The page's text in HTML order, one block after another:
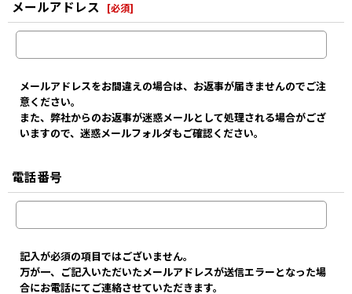
メールアドレス [必須]
メールアドレスをお間違えの場合は、お返事が届きませんのでご注
意ください。
また、弊社からのお返事が迷惑メールとして処理される場合がござ
いますので、迷惑メールフォルダもご確認ください。
電話番号
記入が必須の項目ではございません。
万が一、ご記入いただいたメールアドレスが送信エラーとなった場
合にお電話にてご連絡させていただきます。